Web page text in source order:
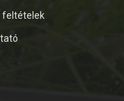
feltételek